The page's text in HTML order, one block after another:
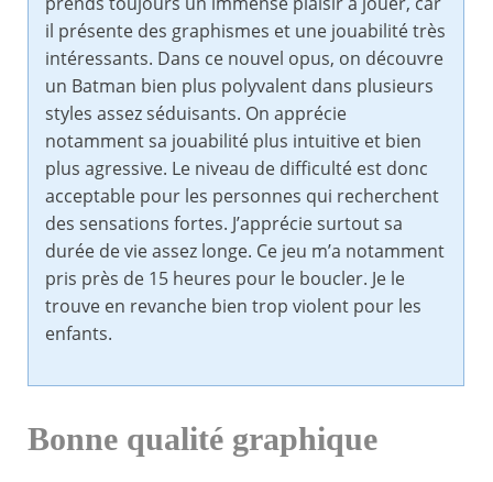
il présente des graphismes et une jouabilité très
intéressants. Dans ce nouvel opus, on découvre
un Batman bien plus polyvalent dans plusieurs
styles assez séduisants. On apprécie
notamment sa jouabilité plus intuitive et bien
plus agressive. Le niveau de difficulté est donc
acceptable pour les personnes qui recherchent
des sensations fortes. J’apprécie surtout sa
durée de vie assez longe. Ce jeu m’a notamment
pris près de 15 heures pour le boucler. Je le
trouve en revanche bien trop violent pour les
enfants.
Bonne qualité graphique